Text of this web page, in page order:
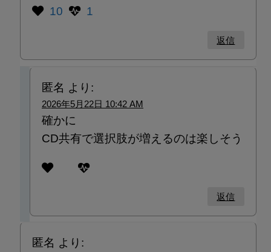
10 1
返信
匿名 より:
2026年5月22日 10:42 AM
確かに
CD共有で選択肢が増えるのは楽しそう
返信
匿名 より: